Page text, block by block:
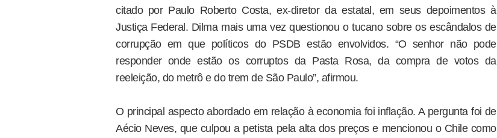
citado por Paulo Roberto Costa, ex-diretor da estatal, em seus depoimentos à
Justiça Federal. Dilma mais uma vez questionou o tucano sobre os escândalos de
corrupção em que políticos do PSDB estão envolvidos. “O senhor não pode
responder onde estão os corruptos da Pasta Rosa, da compra de votos da
reeleição, do metrô e do trem de São Paulo”, afirmou.
O principal aspecto abordado em relação à economia foi inflação. A pergunta foi de
Aécio Neves, que culpou a petista pela alta dos preços e mencionou o Chile como